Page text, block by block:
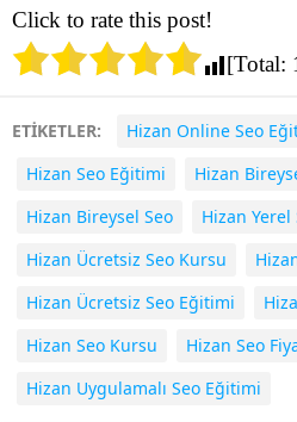
Click to rate this post!
[Total:
ETİKETLER: Hizan Online Seo
Hizan Seo Eğitimi
Hizan
Hizan Bireysel Seo
Hizan Yerel
Hizan Ücretsiz Seo Kursu
Hizan Ücretsiz Seo Eğitimi
Hizan Seo Kursu
Hizan Seo
Hizan Uygulamalı Seo Eğitimi